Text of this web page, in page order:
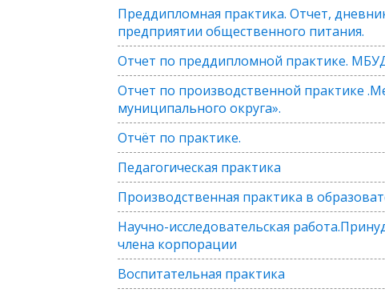
Преддипломная практика. Отчет,
предприятии общественного питания.
Отчет по преддипломной практике.
Отчет по производственной практике
муниципального округа».
Отчёт по практике.
Педагогическая практика
Производственная практика в
Научно-исследовательская
члена корпорации
Воспитательная практика